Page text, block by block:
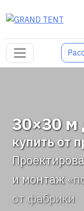
30×30
купить от
и монтаж
от фабрики